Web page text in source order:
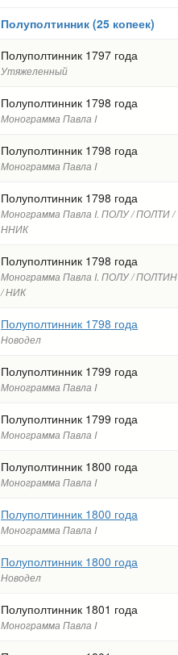
Полуполтинник (25 копеек)
Полуполтинник 1797 года
Утяжеленный
Полуполтинник 1798 года
Монограмма Павла I
Полуполтинник 1798 года
Монограмма Павла I
Полуполтинник 1798 года
Монограмма Павла I. ПОЛУ / ПОЛТИ /
ННИК
Полуполтинник 1798 года
Монограмма Павла I. ПОЛУ / ПОЛТИН
/ НИК
Полуполтинник 1798 года
Новодел
Полуполтинник 1799 года
Монограмма Павла I
Полуполтинник 1799 года
Монограмма Павла I
Полуполтинник 1800 года
Монограмма Павла I
Полуполтинник 1800 года
Монограмма Павла I
Полуполтинник 1800 года
Новодел
Полуполтинник 1801 года
Монограмма Павла I